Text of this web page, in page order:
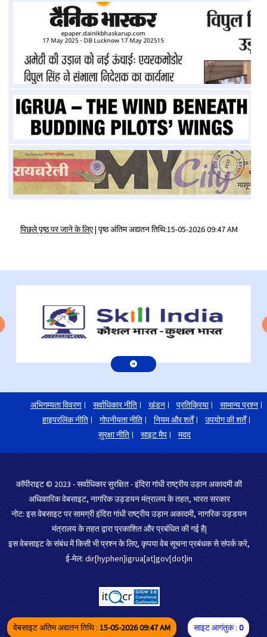
पिछले पृष्ठ पर जाने के लिए| पृष्ठ अंतिम अद्यतन तिथि:15-05-2026 09:47 AM
अभिगम्यता विवरण सर्वाधिकार नीति खंडन प्रतिक्रिया
सामान्य प्रश्न
हाइपरलिंक नीति
गोपनीयता नीति नियम और शर्तें
उपयोग की शर्तें
सुरक्षा नीति
साइट मैप मदद
कॉपीराइट © 2023 - सर्वाधिकार सुरक्षित - इंदिरा गांधी राष्ट्रीय उड़ान अकादमी की
अधिकारिक वेबसाइट, नागरिक उड्डयन मंत्रालय के तहत, भारत सरकार
नोट: इस वेबसाइट पर सामग्री इंदिरा गांधी राष्ट्रीय उड़ान अकादमी, नागरिक उड्डयन
मंत्रालय के तहत द्वारा प्रकाशित और प्रबंधित की गई है|
इस वेबसाइट के संबंध में किसी भी प्रश्न के लिए, कृपया वेब सूचना प्रबंधक से संपर्क करे,
ई-मेल: dir[hyphen]igrua[at]gov[dot]in
वेबसाइट अंतिम अद्यतन तिथि : 15-05-2026 09:47 AM साइट आगंतुक : 0